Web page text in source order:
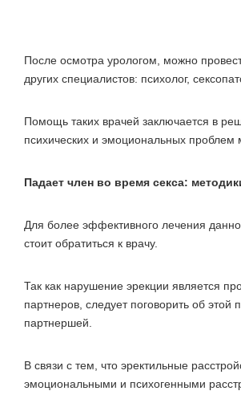
После осмотра урологом, можно
других специалистов: психолог,
Помощь таких врачей заключается в
психических и эмоциональных проблем
Падает член во время секса:
Для более эффективного лечения
стоит обратиться к врачу.
Так как нарушение эрекции является
партнеров, следует поговорить об этой
партнершей.
В связи с тем, что эректильные
эмоциональными и психогенными